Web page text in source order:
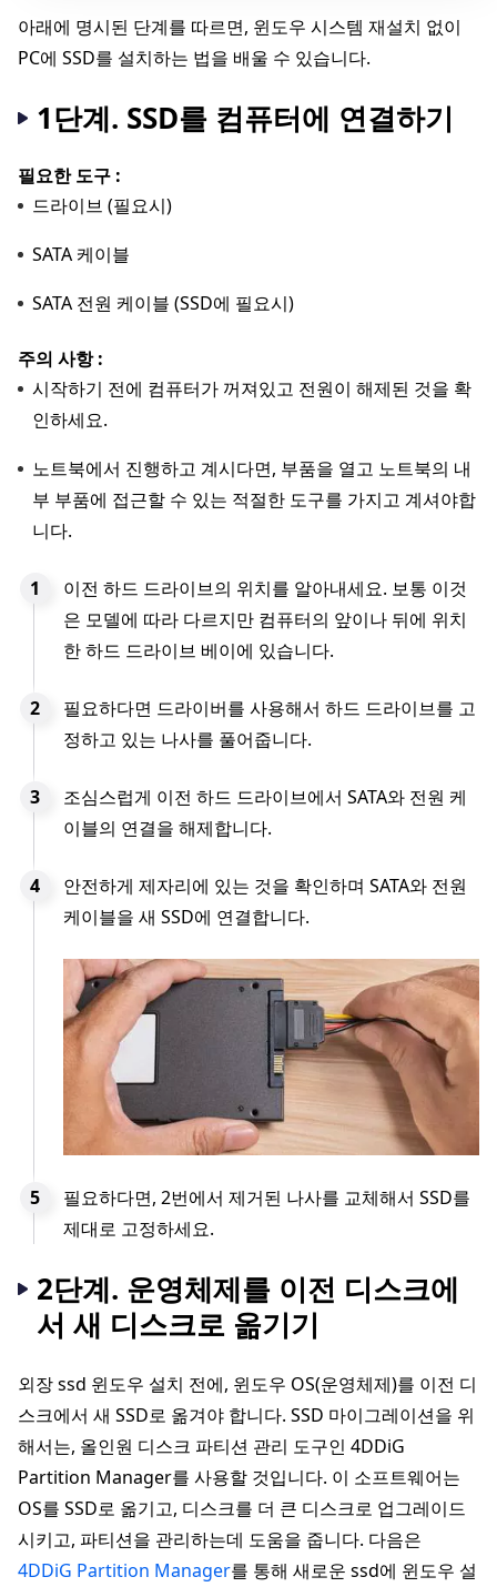
아래에 명시된 단계를 따르면, 윈도우 시스템 재설치 없이
PC에 SSD를 설치하는 법을 배울 수 있습니다.
1단계. SSD를 컴퓨터에 연결하기
필요한 도구 :
드라이브 (필요시)
SATA 케이블
SATA 전원 케이블 (SSD에 필요시)
주의 사항 :
시작하기 전에 컴퓨터가 꺼져있고 전원이 해제된 것을 확
인하세요.
노트북에서 진행하고 계시다면, 부품을 열고 노트북의 내
부 부품에 접근할 수 있는 적절한 도구를 가지고 계셔야합
니다.
이전 하드 드라이브의 위치를 알아내세요. 보통 이것
은 모델에 따라 다르지만 컴퓨터의 앞이나 뒤에 위치
한 하드 드라이브 베이에 있습니다.
필요하다면 드라이버를 사용해서 하드 드라이브를 고
정하고 있는 나사를 풀어줍니다.
조심스럽게 이전 하드 드라이브에서 SATA와 전원 케
이블의 연결을 해제합니다.
안전하게 제자리에 있는 것을 확인하며 SATA와 전원
케이블을 새 SSD에 연결합니다.
필요하다면, 2번에서 제거된 나사를 교체해서 SSD를
제대로 고정하세요.
2단계. 운영체제를 이전 디스크에
서 새 디스크로 옮기기
외장 ssd 윈도우 설치 전에, 윈도우 OS(운영체제)를 이전 디
스크에서 새 SSD로 옮겨야 합니다. SSD 마이그레이션을 위
해서는, 올인원 디스크 파티션 관리 도구인 4DDiG
Partition Manager를 사용할 것입니다. 이 소프트웨어는
OS를 SSD로 옮기고, 디스크를 더 큰 디스크로 업그레이드
시키고, 파티션을 관리하는데 도움을 줍니다. 다음은
4DDiG Partition Manager를 통해 새로운 ssd에 윈도우 설